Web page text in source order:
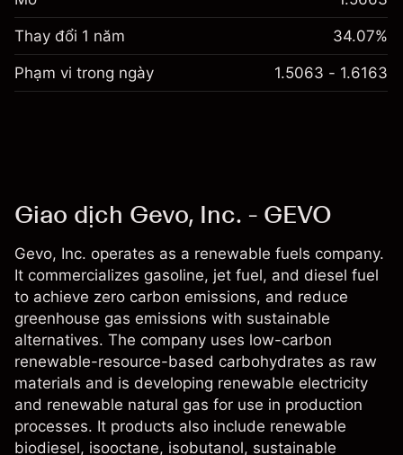
Thay đổi 1 năm 34.07%
Phạm vi trong ngày 1.5063 - 1.6163
Giao dịch Gevo, Inc. - GEVO
Gevo, Inc. operates as a renewable fuels company.
It commercializes gasoline, jet fuel, and diesel fuel
to achieve zero carbon emissions, and reduce
greenhouse gas emissions with sustainable
alternatives. The company uses low-carbon
renewable-resource-based carbohydrates as raw
materials and is developing renewable electricity
and renewable natural gas for use in production
processes. It products also include renewable
biodiesel, isooctane, isobutanol, sustainable